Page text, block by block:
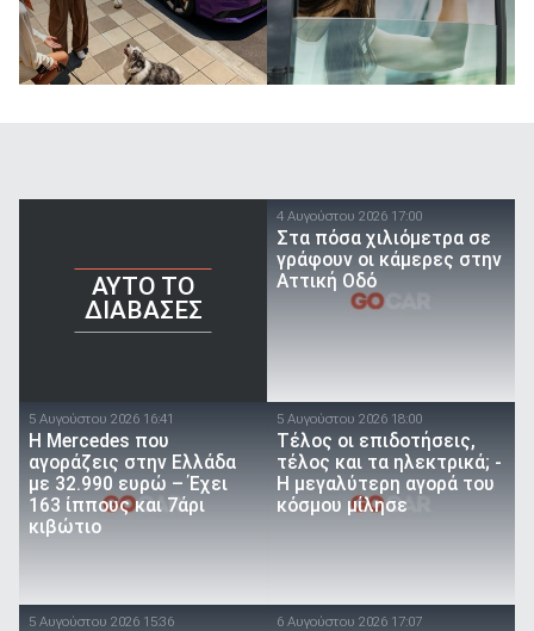
AYTO TO
ΔΙΑΒΑΣΕΣ
4 Αυγούστου 2026 17:00
Στα πόσα χιλιόμετρα σε
γράφουν οι κάμερες στην
Αττική Οδό
5 Αυγούστου 2026 16:41
Η Mercedes που
αγοράζεις στην Ελλάδα
με 32.990 ευρώ – Έχει
163 ίππους και 7άρι
κιβώτιο
5 Αυγούστου 2026 18:00
Τέλος οι επιδοτήσεις,
τέλος και τα ηλεκτρικά; -
Η μεγαλύτερη αγορά του
κόσμου μίλησε
5 Αυγούστου 2026 15:36 6 Αυγούστου 2026 17:07